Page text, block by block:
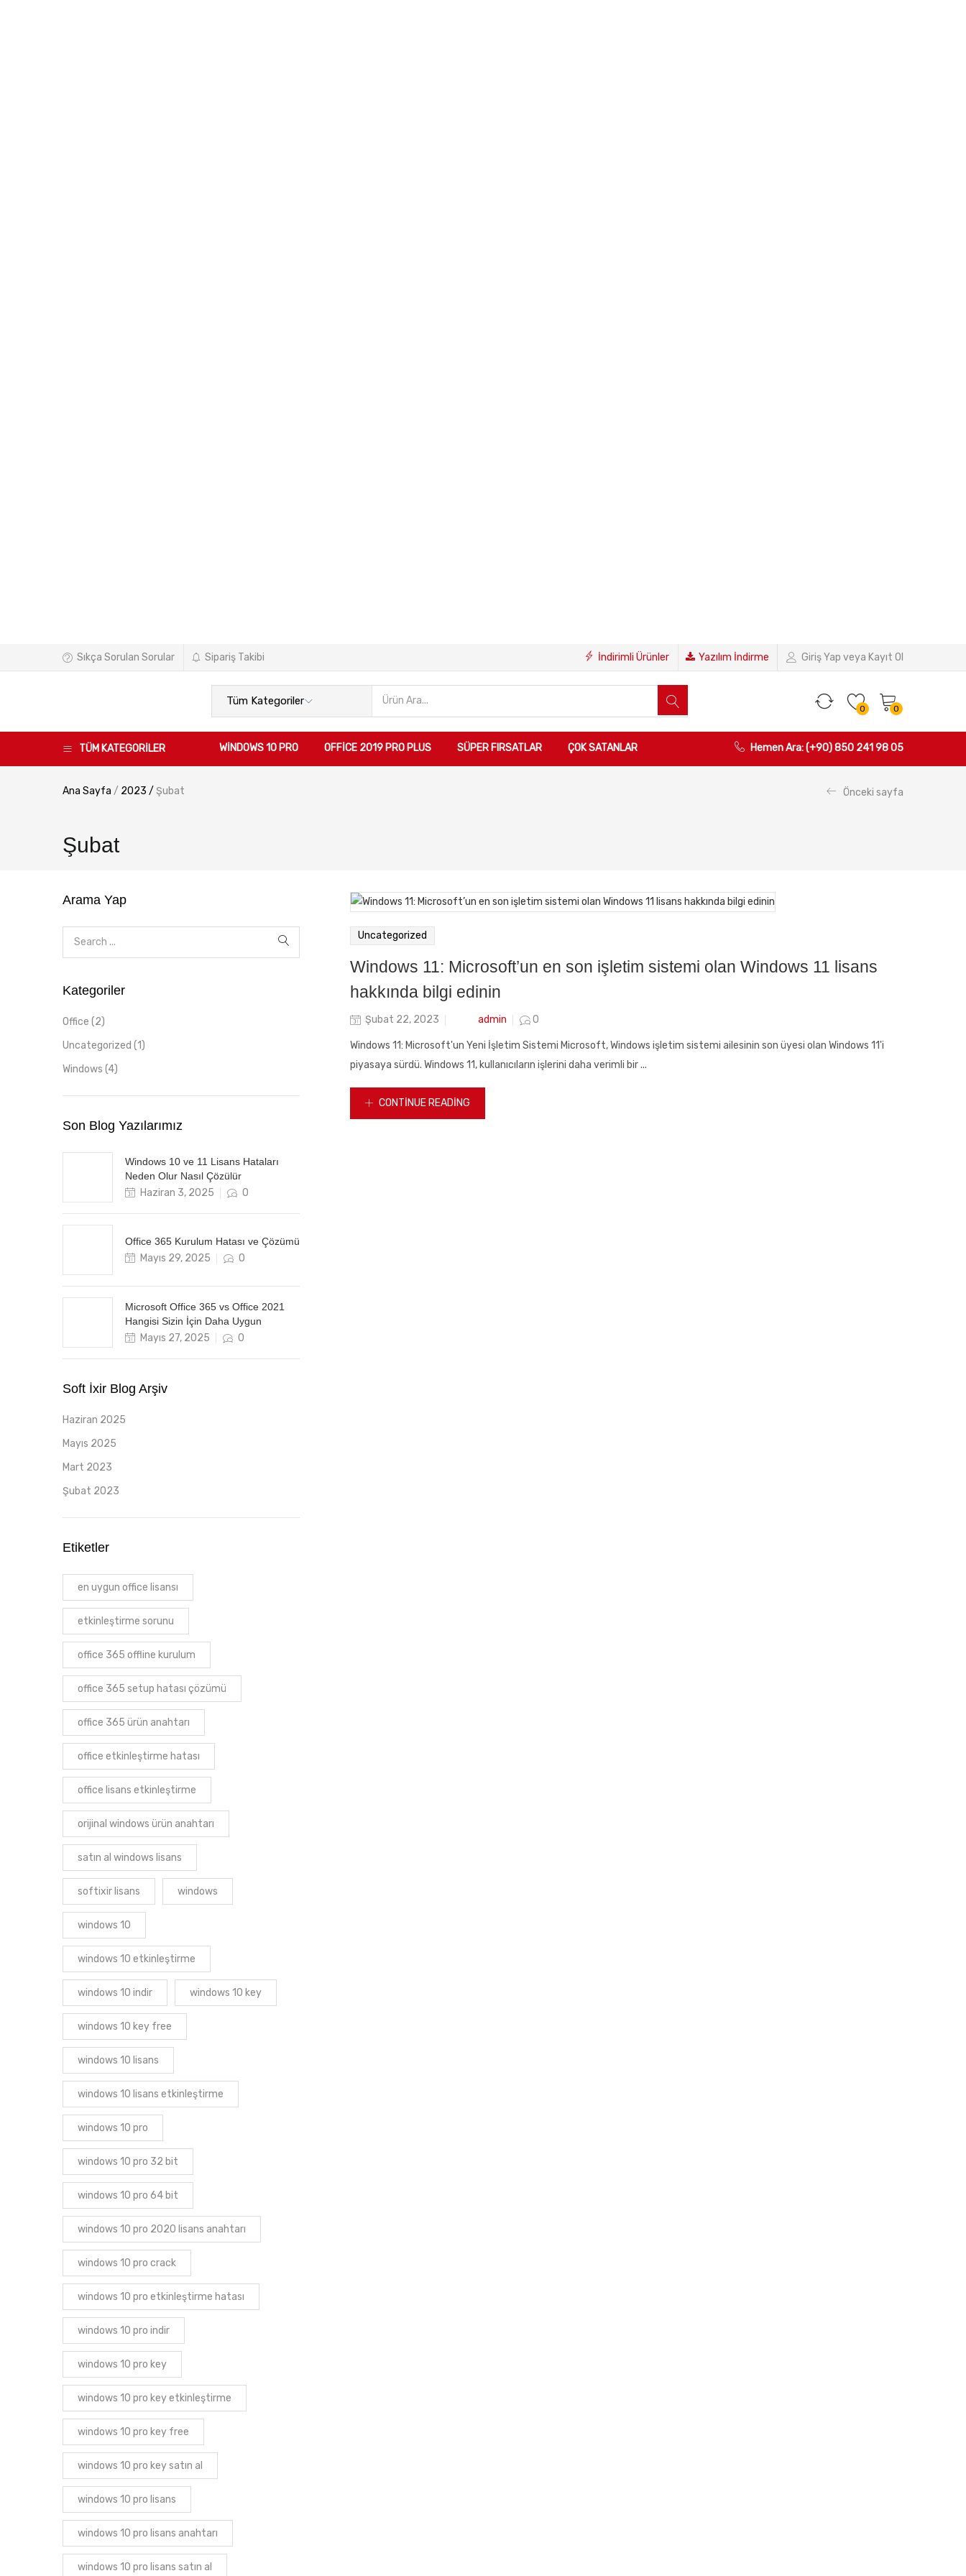
Sıkça Sorulan Sorular Sipariş Takibi Giriş Yap veya Kayıt Ol
İndirimli Ürünler Yazılım İndirme
0 0
TÜM KATEGORİLER WINDOWS 10 PRO OFFICE 2019 PRO PLUS SÜPER FIRSATLAR ÇOK SATANLAR Hemen Ara: (+90) 850 241 98 05
Ana Sayfa / 2023 / Şubat Önceki sayfa
Şubat
Uncategorized
Windows 11: Microsoft’un en son işletim sistemi olan Windows 11 lisans
hakkında bilgi edinin
Posted
Şubat 22, 2023 admin 0
Windows 11: Microsoft'un Yeni İşletim Sistemi Microsoft, Windows işletim sistemi ailesinin son üyesi olan Windows 11'i
piyasaya sürdü. Windows 11, kullanıcıların işlerini daha verimli bir ...
CONTINUE READING
Arama Yap
Kategoriler
Office (2)
Uncategorized (1)
Windows (4)
Son Blog Yazılarımız
Windows 10 ve 11 Lisans Hataları
Neden Olur Nasıl Çözülür
Posted
Haziran 3, 2025 0
Office 365 Kurulum Hatası ve Çözümü
Posted
Mayıs 29, 2025 0
Microsoft Office 365 vs Office 2021
Hangisi Sizin İçin Daha Uygun
Posted
Mayıs 27, 2025 0
Soft İxir Blog Arşiv
Haziran 2025
Mayıs 2025
Mart 2023
Şubat 2023
Etiketler
en uygun office lisansı
etkinleştirme sorunu
office 365 offline kurulum
office 365 setup hatası çözümü
office 365 ürün anahtarı
office etkinleştirme hatası
office lisans etkinleştirme
orijinal windows ürün anahtarı
satın al windows lisans
softixir lisans windows
windows 10
windows 10 etkinleştirme
windows 10 indir windows 10 key
windows 10 key free
windows 10 lisans
windows 10 lisans etkinleştirme
windows 10 pro
windows 10 pro 32 bit
windows 10 pro 64 bit
windows 10 pro 2020 lisans anahtarı
windows 10 pro crack
windows 10 pro etkinleştirme hatası
windows 10 pro indir
windows 10 pro key
windows 10 pro key etkinleştirme
windows 10 pro key free
windows 10 pro key satın al
windows 10 pro lisans
windows 10 pro lisans anahtarı
windows 10 pro lisans satın al